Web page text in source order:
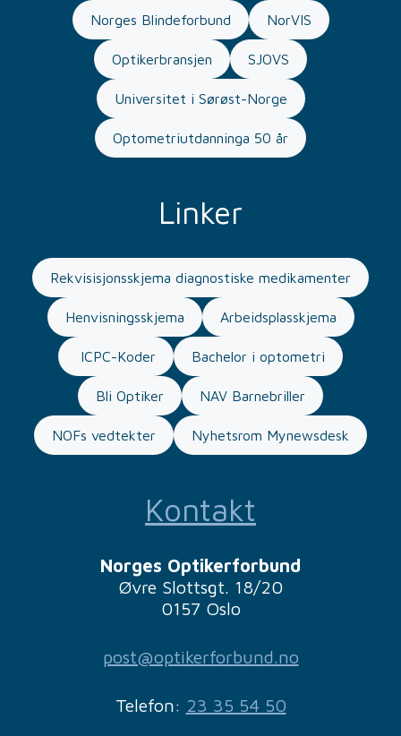
Norges Blindeforbund NorVIS
Optikerbransjen SJOVS
Universitet i Sørøst-Norge
Optometriutdanninga 50 år
Linker
Rekvisisjonsskjema diagnostiske medikamenter
Henvisningsskjema Arbeidsplasskjema
ICPC-Koder Bachelor i optometri
Bli Optiker NAV Barnebriller
NOFs vedtekter Nyhetsrom Mynewsdesk
Kontakt
Norges Optikerforbund
Øvre Slottsgt. 18/20
0157 Oslo
post@optikerforbund.no
Telefon: 23 35 54 50